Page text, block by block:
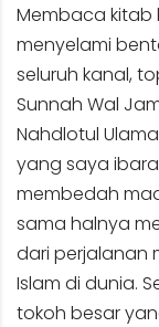
Membaca kitab
menyelami
seluruh kanal,
Sunnah Wal
Nahdlotul
yang saya
membedah
sama halnya
dari perjalanan
Islam di dunia.
tokoh besar